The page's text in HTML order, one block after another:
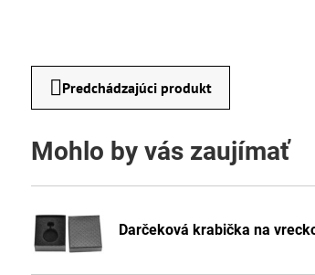
Predchádzajúci produkt
Mohlo by vás zaujímať
Darčeková krabička na